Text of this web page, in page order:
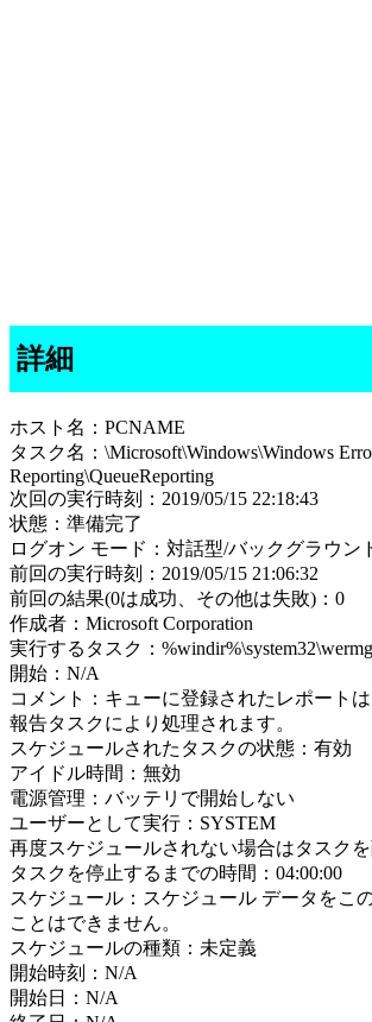
詳細
ホスト名：PCNAME
タスク名：\Microsoft\Windows\Windows
Reporting\QueueReporting
次回の実行時刻：2019/05/15 22:18:43
状態：準備完了
ログオン モード：対話型/バックグラウン
前回の実行時刻：2019/05/15 21:06:32
前回の結果(0は成功、その他は失敗)：0
作成者：Microsoft Corporation
実行するタスク：
開始：N/A
コメント：キューに登録されたレポート
報告タスクにより処理されます。
スケジュールされたタスクの状態：有効
アイドル時間：無効
電源管理：バッテリで開始しない
ユーザーとして実行：SYSTEM
再度スケジュールされない場合はタスク
タスクを停止するまでの時間：04:00:00
スケジュール：スケジュール データをこ
ことはできません。
スケジュールの種類：未定義
開始時刻：N/A
開始日：N/A